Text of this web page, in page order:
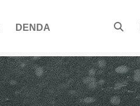
DENDA